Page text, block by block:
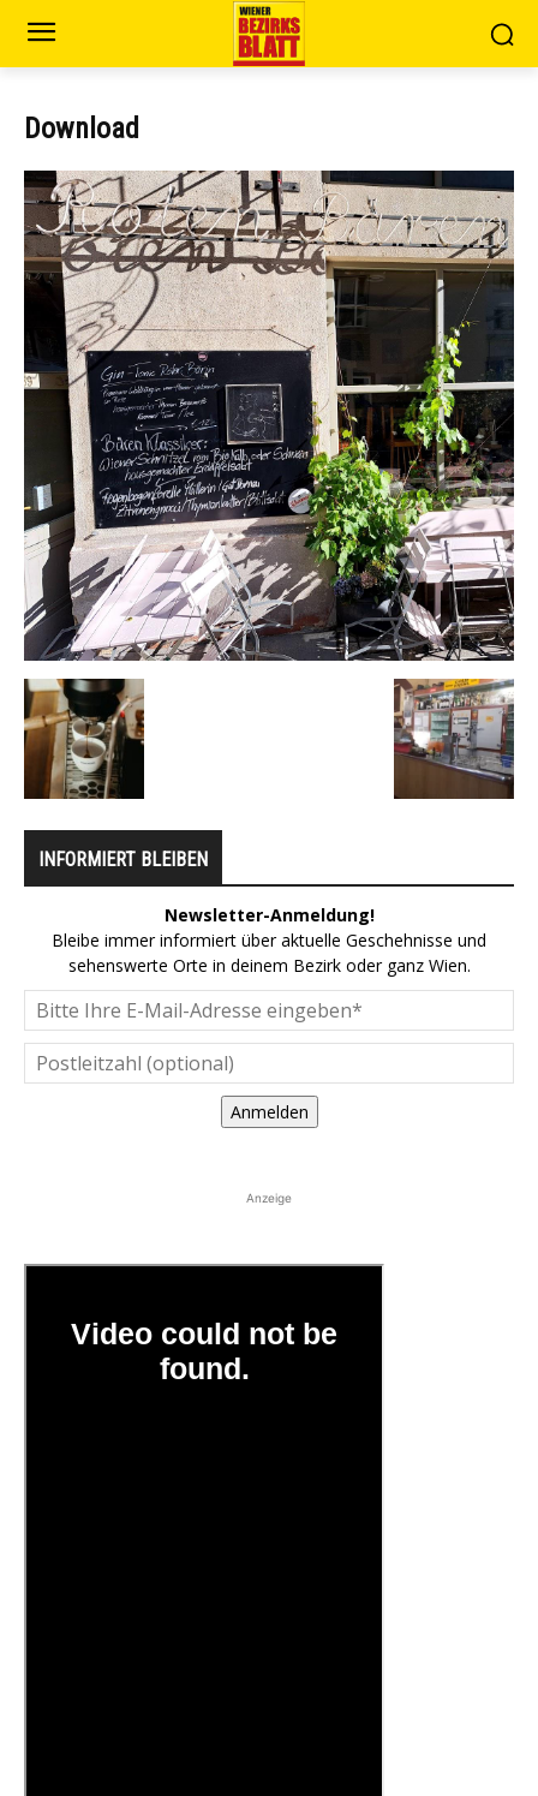
Download
INFORMIERT BLEIBEN
Newsletter-Anmeldung!
Bleibe immer informiert über aktuelle Geschehnisse und
sehenswerte Orte in deinem Bezirk oder ganz Wien.
Anmelden
Anzeige